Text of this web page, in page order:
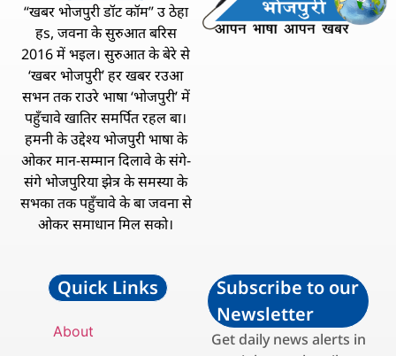
“खबर भोजपुरी डॉट कॉम” उ ठेहा
हs, जवना के सुरुआत बरिस
2016 में भइल। सुरुआत के बेरे से
‘खबर भोजपुरी’ हर खबर रउआ
सभन तक राउरे भाषा ‘भोजपुरी’ में
पहुँचावे खातिर समर्पित रहल बा।
हमनी के उद्देश्य भोजपुरी भाषा के
ओकर मान-सम्मान दिलावे के संगे-
संगे भोजपुरिया झेत्र के समस्या के
सभका तक पहुँचावे के बा जवना से
ओकर समाधान मिल सको।
Quick Links
About
Subscribe to our
Newsletter
Get daily news alerts in